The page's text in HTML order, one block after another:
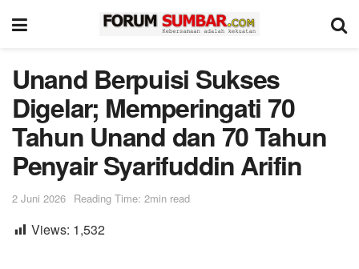
Unand Berpuisi Sukses
Digelar; Memperingati 70
Tahun Unand dan 70 Tahun
Penyair Syarifuddin Arifin
2 Juni 2026 Reading Time: 2min read
Views: 1,532